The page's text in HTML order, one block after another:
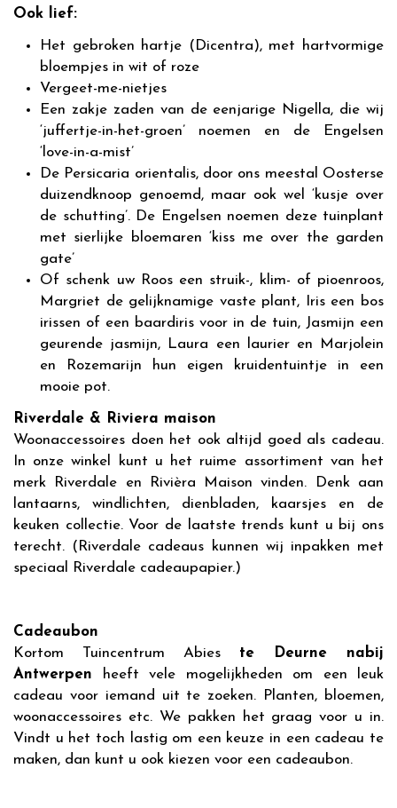
Ook lief:
Het gebroken hartje (Dicentra), met hartvormige
bloempjes in wit of roze
Vergeet-me-nietjes
Een zakje zaden van de eenjarige Nigella, die wij
‘juffertje-in-het-groen’ noemen en de Engelsen
‘love-in-a-mist’
De Persicaria orientalis, door ons meestal Oosterse
duizendknoop genoemd, maar ook wel ‘kusje over
de schutting’. De Engelsen noemen deze tuinplant
met sierlijke bloemaren ‘kiss me over the garden
gate’
Of schenk uw Roos een struik-, klim- of pioenroos,
Margriet de gelijknamige vaste plant, Iris een bos
irissen of een baardiris voor in de tuin, Jasmijn een
geurende jasmijn, Laura een laurier en Marjolein
en Rozemarijn hun eigen kruidentuintje in een
mooie pot.
Riverdale & Riviera maison
Woonaccessoires doen het ook altijd goed als cadeau.
In onze winkel kunt u het ruime assortiment van het
merk Riverdale en Rivièra Maison vinden. Denk aan
lantaarns, windlichten, dienbladen, kaarsjes en de
keuken collectie. Voor de laatste trends kunt u bij ons
terecht. (Riverdale cadeaus kunnen wij inpakken met
speciaal Riverdale cadeaupapier.)
Cadeaubon
Kortom Tuincentrum Abies te Deurne nabij
Antwerpen heeft vele mogelijkheden om een leuk
cadeau voor iemand uit te zoeken. Planten, bloemen,
woonaccessoires etc. We pakken het graag voor u in.
Vindt u het toch lastig om een keuze in een cadeau te
maken, dan kunt u ook kiezen voor een cadeaubon.